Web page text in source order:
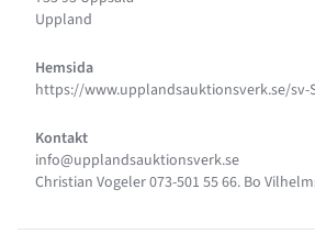
Uppland
Hemsida
https://www.upplandsauktionsverk.se/sv-
Kontakt
info@upplandsauktionsverk.se
Christian Vogeler 073-501 55 66. Bo